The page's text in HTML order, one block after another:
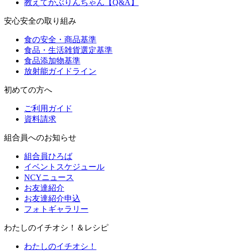
教えてかぶりんちゃん【Q&A】
安心安全の取り組み
食の安全・商品基準
食品・生活雑貨選定基準
食品添加物基準
放射能ガイドライン
初めての方へ
ご利用ガイド
資料請求
組合員へのお知らせ
組合員ひろば
イベントスケジュール
NCYニュース
お友達紹介
お友達紹介申込
フォトギャラリー
わたしのイチオシ！＆レシピ
わたしのイチオシ！